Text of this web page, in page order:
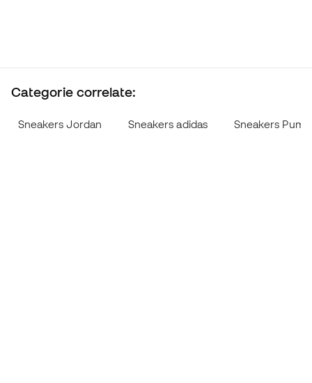
Categorie correlate:
Sneakers Jordan Sneakers adidas Sneakers Puma